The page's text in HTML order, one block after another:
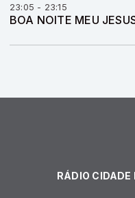
23:05 - 23:15
BOA NOITE MEU
RÁDIO